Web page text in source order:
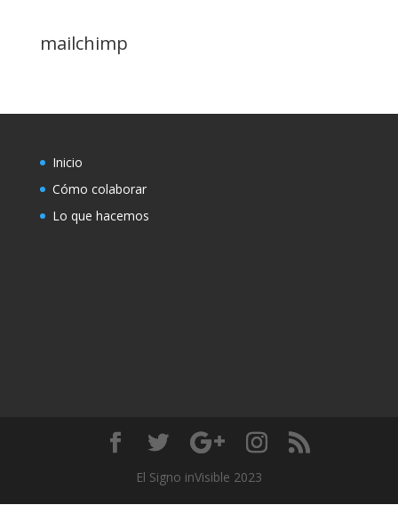
mailchimp
Inicio
Cómo colaborar
Lo que hacemos
El Signo inVisible 2023